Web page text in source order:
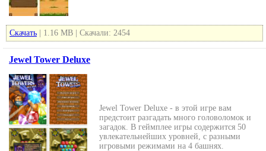
Скачать | 1.16 MB | Скачали: 2454
Jewel Tower Deluxe
Jewel Tower Deluxe - в этой игре вам
предстоит разгадать много головоломок и
загадок. В геймплее игры содержится 50
увлекательнейших уровней, с разными
игровыми режимами на 4 башнях.